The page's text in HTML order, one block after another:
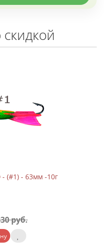
(#1) - 63мм -10г
руб.